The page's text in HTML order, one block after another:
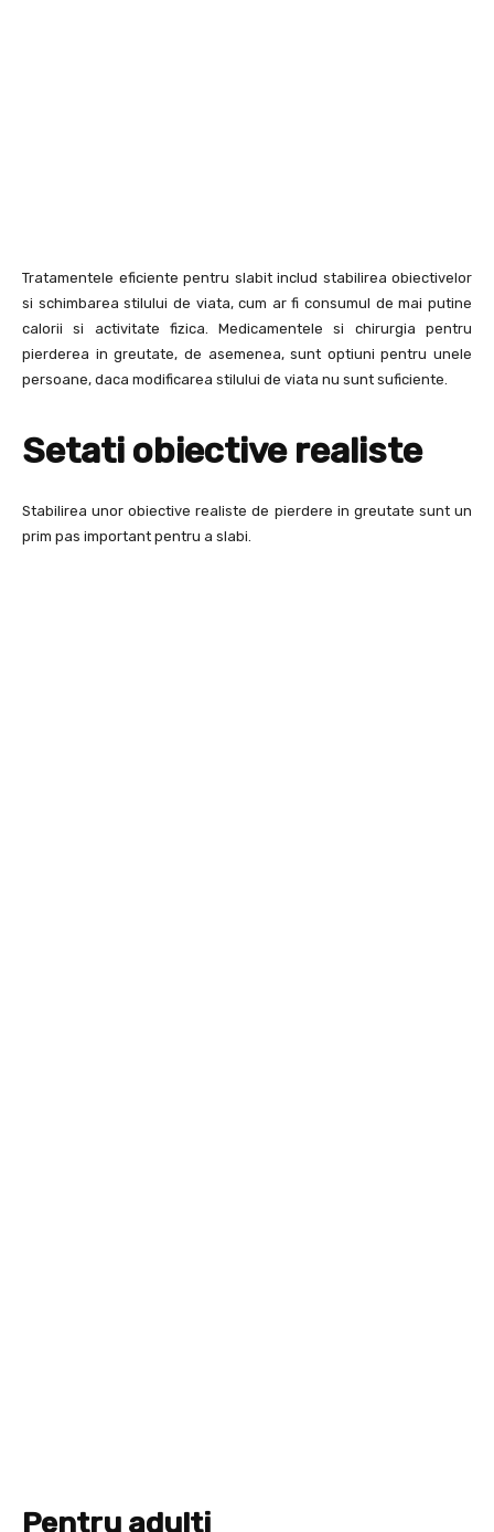
Tratamentele eficiente pentru slabit includ stabilirea obiectivelor
si schimbarea stilului de viata, cum ar fi consumul de mai putine
calorii si activitate fizica. Medicamentele si chirurgia pentru
pierderea in greutate, de asemenea, sunt optiuni pentru unele
persoane, daca modificarea stilului de viata nu sunt suficiente.
Setati obiective realiste
Stabilirea unor obiective realiste de pierdere in greutate sunt un
prim pas important pentru a slabi.
Pentru adulti